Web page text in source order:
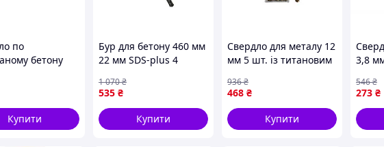
по
бетону
510 мм)
леза СК15
419779
Купити
Бур для бетону 460 мм
22 мм SDS-plus 4
точного свердління і
швидкого відведення
шлаку
535 ₴
1 070₴
Купити
Свердло для металу 12
мм 5 шт. із титановим
свердління сталі з
циліндричним
хвостовиком
468 ₴
936₴
Купити
3,8
стали
135
273 ₴
546₴